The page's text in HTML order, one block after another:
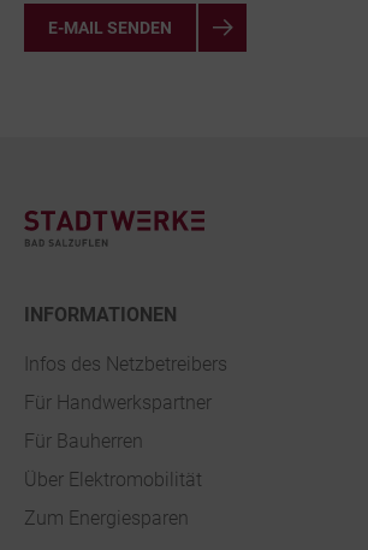
E-MAIL SENDEN
INFORMATIONEN
Infos des Netzbetreibers
Für Handwerkspartner
Für Bauherren
Über Elektromobilität
Zum Energiesparen